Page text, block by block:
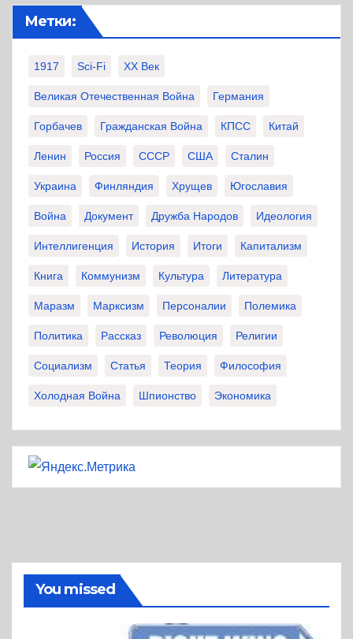
Метки:
1917 Sci-Fi XX Век
Великая Отечественная Война Германия
Горбачев Гражданская Война КПСС Китай
Ленин Россия СССР США Сталин
Украина Финляндия Хрущев Югославия
Война Документ Дружба Народов Идеология
Интеллигенция История Итоги Капитализм
Книга Коммунизм Культура Литература
Маразм Марксизм Персоналии Полемика
Политика Рассказ Революция Религии
Социализм Статья Теория Философия
Холодная Война Шпионство Экономика
You missed